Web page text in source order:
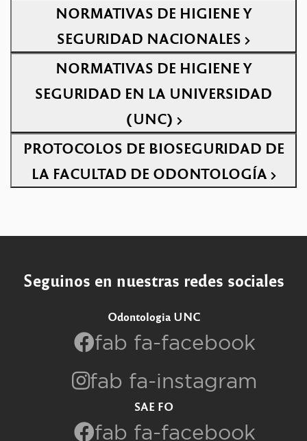
NORMATIVAS DE HIGIENE Y
SEGURIDAD NACIONALES
NORMATIVAS DE HIGIENE Y
SEGURIDAD EN LA UNIVERSIDAD
(UNC)
PROTOCOLOS DE BIOSEGURIDAD DE
LA FACULTAD DE ODONTOLOGÍA
Seguinos en nuestras redes sociales
Odontologia UNC
fab fa-facebook
fab fa-instagram
SAE FO
fab fa-facebook